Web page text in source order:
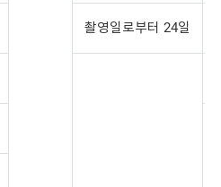
촬영일로부터 24일